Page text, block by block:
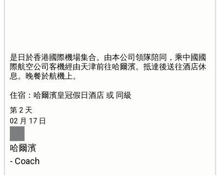
是日於香港國際機場集合。由本公司領隊陪同，乘中國國
際航空公司客機經由天津前往哈爾濱。抵達後送往酒店休
息。晚餐於航機上。
住宿：哈爾濱皇冠假日酒店 或 同級
第 2 天
02 月 17 日
哈爾濱
- Coach